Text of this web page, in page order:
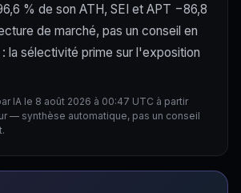
% de son ATH, SEI et APT −86,8
de marché, pas un conseil en
la sélectivité prime sur l'exposition
IA le 8 août 2026 à 00:47 UTC à partir
— synthèse automatique, pas un conseil